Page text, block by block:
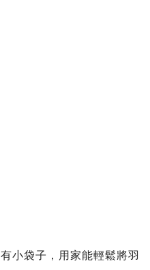
小袋子，用家能輕鬆將羽